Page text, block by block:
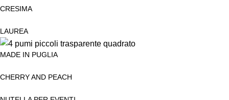
CRESIMA
LAUREA
MADE IN PUGLIA
CHERRY AND PEACH